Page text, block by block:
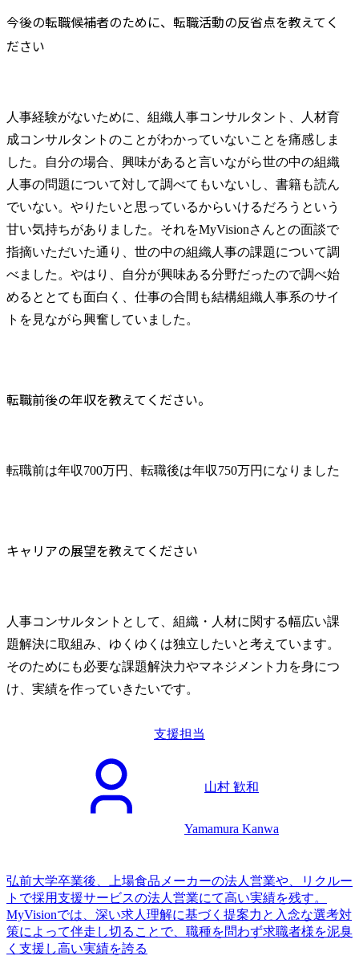
今後の転職候補者のために、転職活動の反省点を教えてく
ださい
人事経験がないために、組織人事コンサルタント、人材育
成コンサルタントのことがわかっていないことを痛感しま
した。自分の場合、興味があると言いながら世の中の組織
人事の問題について対して調べてもいないし、書籍も読ん
でいない。やりたいと思っているからいけるだろうという
甘い気持ちがありました。それをMyVisionさんとの面談で
指摘いただいた通り、世の中の組織人事の課題について調
べました。やはり、自分が興味ある分野だったので調べ始
めるととても面白く、仕事の合間も結構組織人事系のサイ
トを見ながら興奮していました。
転職前後の年収を教えてください。
転職前は年収700万円、転職後は年収750万円になりました
キャリアの展望を教えてください
人事コンサルタントとして、組織・人材に関する幅広い課
題解決に取組み、ゆくゆくは独立したいと考えています。
そのためにも必要な課題解決力やマネジメント力を身につ
け、実績を作っていきたいです。
支援担当
山村 歓和
Yamamura Kanwa
弘前大学卒業後、上場食品メーカーの法人営業や、リクルー
トで採用支援サービスの法人営業にて高い実績を残す。
MyVisionでは、深い求人理解に基づく提案力と入念な選考対
策によって伴走し切ることで、職種を問わず求職者様を泥臭
く支援し高い実績を誇る